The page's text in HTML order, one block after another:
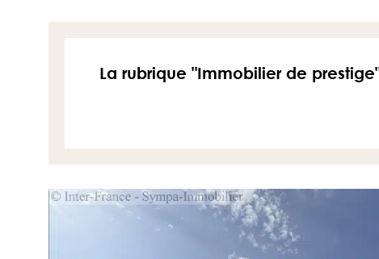
La rubrique "Immobilier de